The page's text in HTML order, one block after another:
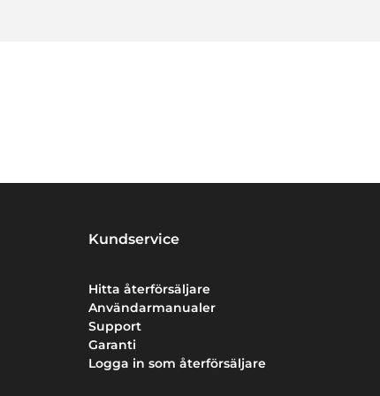
Kundservice
Hitta återförsäljare
Användarmanualer
Support
Garanti
Logga in som återförsäljare